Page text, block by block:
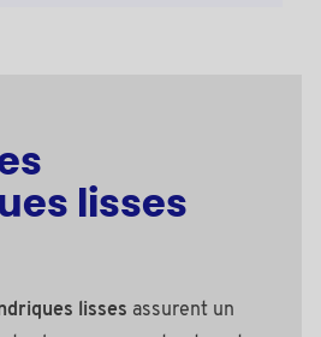
lisses
lisses assurent un